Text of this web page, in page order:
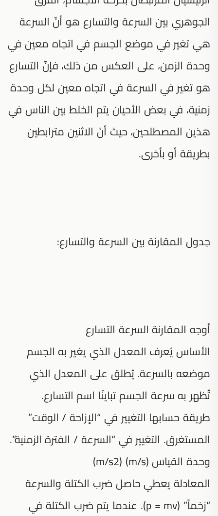
الجوهري بين السرعة والتسارع هو أنّ السرعة
هي تغير في موضع الجسم في اتجاه معين في
وحدة الزمن، على العكس من ذلك، فإنّ التسارع
هو تغير في السرعة في اتجاه معين لكل وحدة
زمنية، في بعض الأحيان يتم الخلط بين الناس في
هذين المصطلحين، حيث أنّ الاثنين مترابطين
بطريقة أو بأخرى.
جدول المقارنة بين السرعة والتسارع:
أوجه المقارنة السرعة التسارع
الأساس يُعرف المعدل الذي يغير به الجسم
موضعه بالسرعة. يُطلق على المعدل الذي
تُظهر به سرعة الجسم تباينًا اسم التسارع.
طريقة حسابها التغيير في “الإزاحة / الوقت”
المستغرق. التغيير في “السرعة / الفترة الزمنية”.
وحدة القياس (m/s) (m/s2)
المعادلة يعطي حاصل ضرب الكتلة والسرعة
“زخماً” (p = mv). عندما يتم ضرب الكتلة في